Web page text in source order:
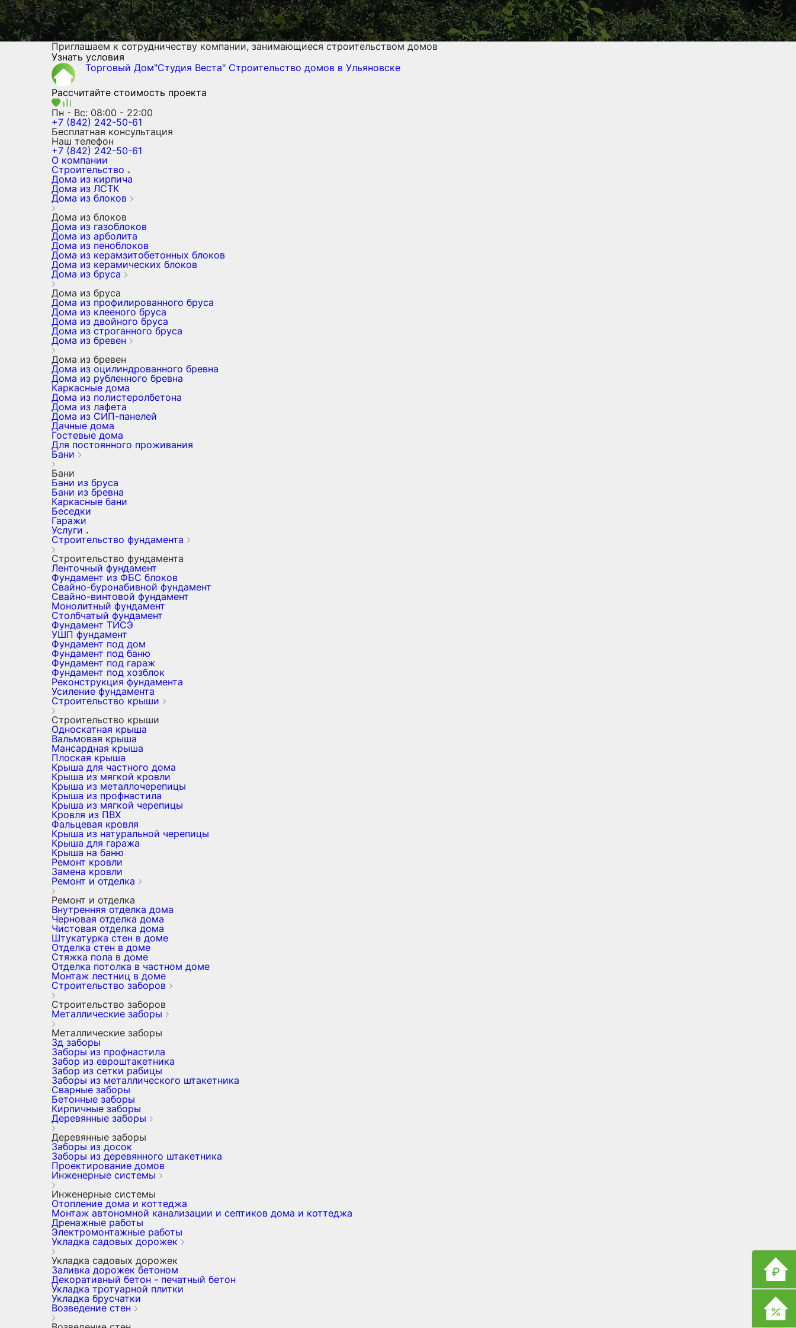
Приглашаем к сотрудничеству компании, занимающиеся строительством домов
Узнать условия
Торговый Дом"Студия Веста" Строительство домов в Ульяновске
Рассчитайте стоимость проекта
Пн - Вс: 08:00 - 22:00
+7 (842) 242-50-61
Бесплатная консультация
Наш телефон
+7 (842) 242-50-61
О компании
Строительство
Дома из кирпича
Дома из ЛСТК
Дома из блоков
Дома из блоков
Дома из газоблоков
Дома из арболита
Дома из пеноблоков
Дома из керамзитобетонных блоков
Дома из керамических блоков
Дома из бруса
Дома из бруса
Дома из профилированного бруса
Дома из клееного бруса
Дома из двойного бруса
Дома из строганного бруса
Дома из бревен
Дома из бревен
Дома из оцилиндрованного бревна
Дома из рубленного бревна
Каркасные дома
Дома из полистеролбетона
Дома из лафета
Дома из СИП-панелей
Дачные дома
Гостевые дома
Для постоянного проживания
Бани
Бани
Бани из бруса
Бани из бревна
Каркасные бани
Беседки
Гаражи
Услуги
Строительство фундамента
Строительство фундамента
Ленточный фундамент
Фундамент из ФБС блоков
Свайно-буронабивной фундамент
Свайно-винтовой фундамент
Монолитный фундамент
Столбчатый фундамент
Фундамент ТИСЭ
УШП фундамент
Фундамент под дом
Фундамент под баню
Фундамент под гараж
Фундамент под хозблок
Реконструкция фундамента
Усиление фундамента
Строительство крыши
Строительство крыши
Односкатная крыша
Вальмовая крыша
Мансардная крыша
Плоская крыша
Крыша для частного дома
Крыша из мягкой кровли
Крыша из металлочерепицы
Крыша из профнастила
Крыша из мягкой черепицы
Кровля из ПВХ
Фальцевая кровля
Крыша из натуральной черепицы
Крыша для гаража
Крыша на баню
Ремонт кровли
Замена кровли
Ремонт и отделка
Ремонт и отделка
Внутренняя отделка дома
Черновая отделка дома
Чистовая отделка дома
Штукатурка стен в доме
Отделка стен в доме
Стяжка пола в доме
Отделка потолка в частном доме
Монтаж лестниц в доме
Строительство заборов
Строительство заборов
Металлические заборы
Металлические заборы
3д заборы
Заборы из профнастила
Забор из евроштакетника
Забор из сетки рабицы
Заборы из металлического штакетника
Сварные заборы
Бетонные заборы
Кирпичные заборы
Деревянные заборы
Деревянные заборы
Заборы из досок
Заборы из деревянного штакетника
Проектирование домов
Инженерные системы
Инженерные системы
Отопление дома и коттеджа
Монтаж автономной канализации и септиков дома и коттеджа
Дренажные работы
Электромонтажные работы
Укладка садовых дорожек
Укладка садовых дорожек
Заливка дорожек бетоном
Декоративный бетон - печатный бетон
Укладка тротуарной плитки
Укладка брусчатки
Возведение стен